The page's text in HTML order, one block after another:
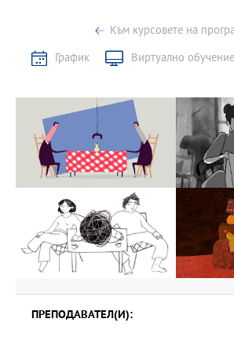
Към курсовете на
График
Виртуално обучение
ПРЕПОДАВАТЕЛ(И):